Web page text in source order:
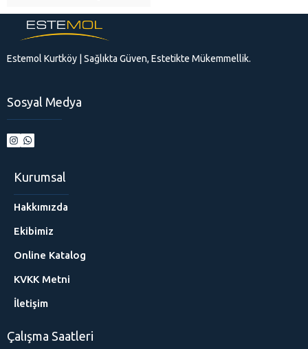
Estemol Kurtköy | Sağlıkta Güven, Estetikte Mükemmellik.
Sosyal Medya
Kurumsal
Hakkımızda
Ekibimiz
Online Katalog
KVKK Metni
İletişim
Çalışma Saatleri